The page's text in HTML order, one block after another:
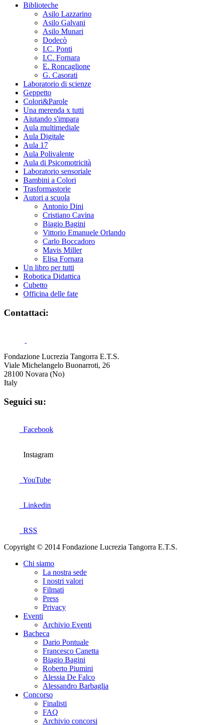
Biblioteche
Asilo Lazzarino
Asilo Galvani
Asilo Munari
Dodecò
I.C. Ponti
I.C. Fornara
E. Roncaglione
G. Casorati
Laboratorio di scienze
Geppetto
Colori&Parole
Una merenda x tutti
Aiutando s'impara
Aula multimediale
Aula Digitale
Aula 17
Aula Polivalente
Aula di Psicomotricità
Laboratorio sensoriale
Bambini a Colori
Trasformastorie
Autori a scuola
Antonio Dini
Cristiano Cavina
Biagio Bagini
Vittorio Emanuele Orlando
Carlo Boccadoro
Mavis Miller
Elisa Fornara
Un libro per tutti
Robotica Didattica
Cubetto
Officina delle fate
Contattaci:
Fondazione Lucrezia Tangorra E.T.S.
Viale Michelangelo Buonarroti, 26
28100 Novara (No)
Italy
Seguici su:
Facebook
Instagram
YouTube
Linkedin
RSS
Copyright © 2014 Fondazione Lucrezia Tangorra E.T.S.
Chi siamo
La nostra sede
I nostri valori
Filmati
Press
Privacy
Eventi
Archivio Eventi
Bacheca
Dario Pontuale
Francesco Canetta
Biagio Bagini
Roberto Piumini
Alessia De Falco
Alessandro Barbaglia
Concorso
Finalisti
FAQ
Archivio concorsi